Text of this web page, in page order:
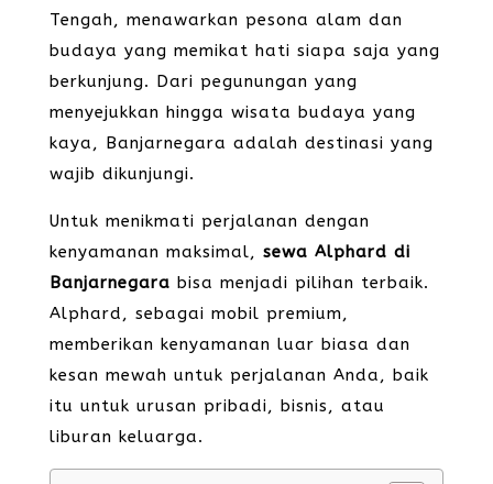
Tengah, menawarkan pesona alam dan
budaya yang memikat hati siapa saja yang
berkunjung. Dari pegunungan yang
menyejukkan hingga wisata budaya yang
kaya, Banjarnegara adalah destinasi yang
wajib dikunjungi.
Untuk menikmati perjalanan dengan
kenyamanan maksimal, sewa Alphard di
Banjarnegara bisa menjadi pilihan terbaik.
Alphard, sebagai mobil premium,
memberikan kenyamanan luar biasa dan
kesan mewah untuk perjalanan Anda, baik
itu untuk urusan pribadi, bisnis, atau
liburan keluarga.